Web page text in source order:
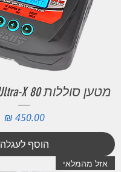
מטען סוללות Team Corally Ultra-X 80
מחיר‏450.00 ‏₪
הוסף לעגלה
אזל מהמלאי